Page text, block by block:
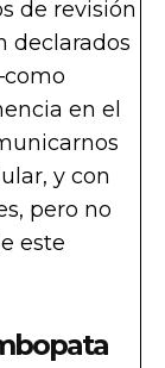
de revisión
declarados
en el
y con
pero no
este